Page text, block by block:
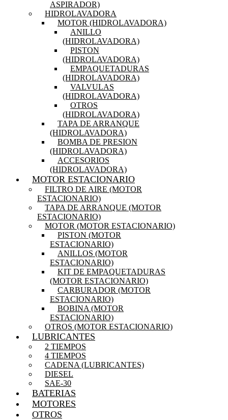
ASPIRADOR)
HIDROLAVADORA
MOTOR (HIDROLAVADORA)
ANILLO
(HIDROLAVADORA)
PISTON
(HIDROLAVADORA)
EMPAQUETADURAS
(HIDROLAVADORA)
VALVULAS
(HIDROLAVADORA)
OTROS
(HIDROLAVADORA)
TAPA DE ARRANQUE
(HIDROLAVADORA)
BOMBA DE PRESION
(HIDROLAVADORA)
ACCESORIOS
(HIDROLAVADORA)
MOTOR ESTACIONARIO
FILTRO DE AIRE (MOTOR
ESTACIONARIO)
TAPA DE ARRANQUE (MOTOR
ESTACIONARIO)
MOTOR (MOTOR ESTACIONARIO)
PISTON (MOTOR
ESTACIONARIO)
ANILLOS (MOTOR
ESTACIONARIO)
KIT DE EMPAQUETADURAS
(MOTOR ESTACIONARIO)
CARBURADOR (MOTOR
ESTACIONARIO)
BOBINA (MOTOR
ESTACIONARIO)
OTROS (MOTOR ESTACIONARIO)
LUBRICANTES
2 TIEMPOS
4 TIEMPOS
CADENA (LUBRICANTES)
DIESEL
SAE-30
BATERIAS
MOTORES
OTROS